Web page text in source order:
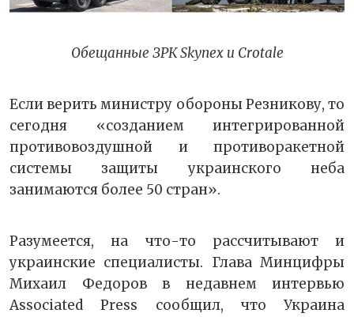
Обещанные ЗРК Skynex и Crotale
Если верить министру обороны Резникову, то
сегодня «созданием интегрированной
противовоздушной и противоракетной
системы защиты украинского неба
занимаются более 50 стран».
Разумеется, на что-то рассчитывают и
украинские специалисты. Глава Минцифры
Михаил Федоров в недавнем интервью
Associated Press сообщил, что Украина